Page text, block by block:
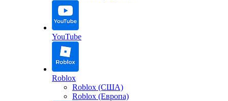
YouTube
Roblox
Roblox (США)
Roblox (Европа)